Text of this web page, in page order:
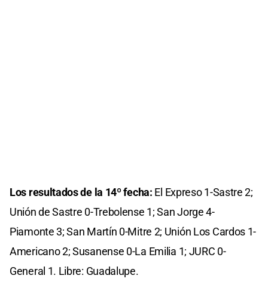
Los resultados de la 14º fecha: El Expreso 1-Sastre 2;
Unión de Sastre 0-Trebolense 1; San Jorge 4-
Piamonte 3; San Martín 0-Mitre 2; Unión Los Cardos 1-
Americano 2; Susanense 0-La Emilia 1; JURC 0-
General 1. Libre: Guadalupe.